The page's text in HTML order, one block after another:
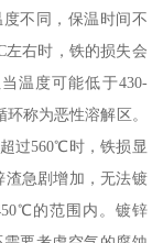
不同，保温时间不
左右时，铁的损失会
温度可能低于430-
称为恶性溶解区。
过560℃时，铁损显
急剧增加，无法镀
的范围内。镀锌